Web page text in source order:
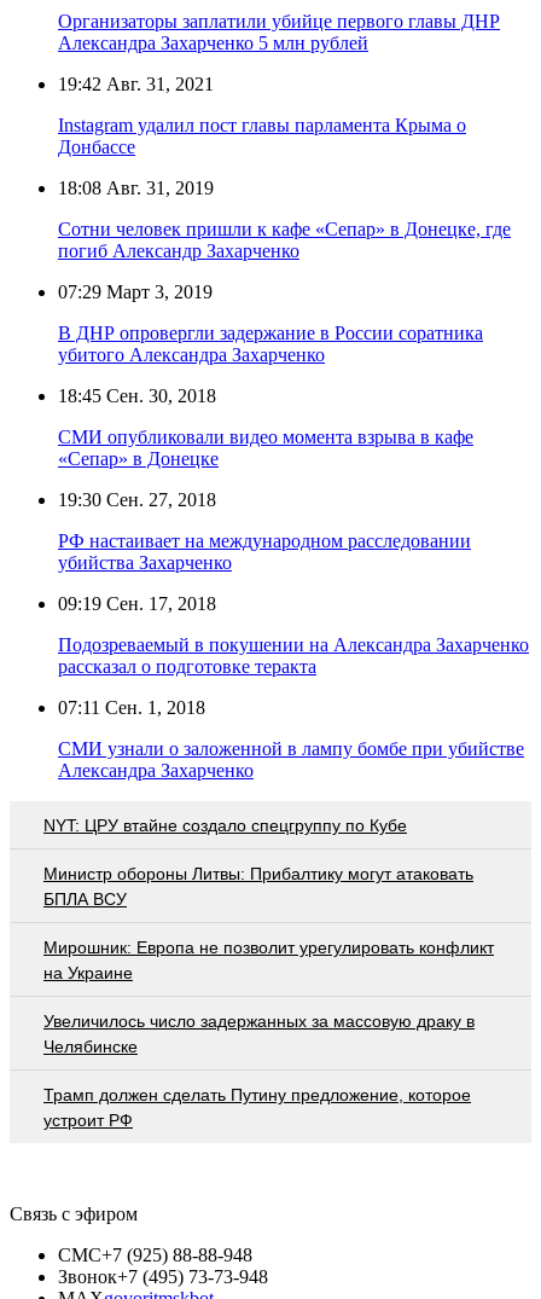
Организаторы заплатили убийце первого главы ДНР
Александра Захарченко 5 млн рублей
19:42 Авг. 31, 2021
Instagram удалил пост главы парламента Крыма о
Донбассе
18:08 Авг. 31, 2019
Сотни человек пришли к кафе «Сепар» в Донецке, где
погиб Александр Захарченко
07:29 Март 3, 2019
В ДНР опровергли задержание в России соратника
убитого Александра Захарченко
18:45 Сен. 30, 2018
СМИ опубликовали видео момента взрыва в кафе
«Сепар» в Донецке
19:30 Сен. 27, 2018
РФ настаивает на международном расследовании
убийства Захарченко
09:19 Сен. 17, 2018
Подозреваемый в покушении на Александра Захарченко
рассказал о подготовке теракта
07:11 Сен. 1, 2018
СМИ узнали о заложенной в лампу бомбе при убийстве
Александра Захарченко
NYT: ЦРУ втайне создало спецгруппу по Кубе
Министр обороны Литвы: Прибалтику могут атаковать
БПЛА ВСУ
Мирошник: Европа не позволит урегулировать конфликт
на Украине
Увеличилось число задержанных за массовую драку в
Челябинске
Трамп должен сделать Путину предложение, которое
устроит РФ
Связь с эфиром
СМС+7 (925) 88-88-948
Звонок+7 (495) 73-73-948